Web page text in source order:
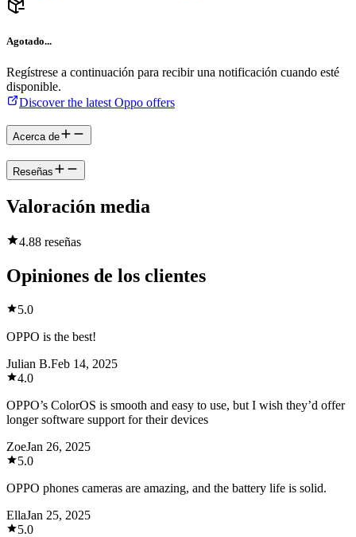
Agotado...
Regístrese a continuación para recibir una notificación cuando esté
disponible.
Discover the latest Oppo offers
Acerca de
Reseñas
Valoración media
4.88 reseñas
Opiniones de los clientes
5.0
OPPO is the best!
Julian B.Feb 14, 2025
4.0
OPPO’s ColorOS is smooth and easy to use, but I wish they’d offer
longer software support for their devices
ZoeJan 26, 2025
5.0
OPPO phones cameras are amazing, and the battery life is solid.
EllaJan 25, 2025
5.0